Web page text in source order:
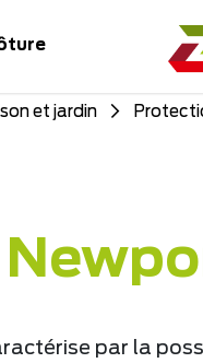
et jardin
par la